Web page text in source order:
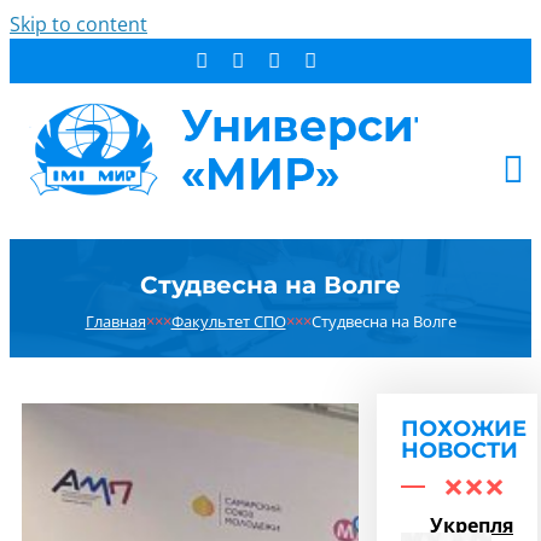
Skip to content
ДОПОБРАЗОВАНИЕ
НОВОСТИ
РЕЗУЛЬТАТ ПОИСКА:
Студвесна на Волге
Главная×××Факультет СПО×××Студвесна на Волге
ПОХОЖИЕ
НОВОСТИ
Укрепляем